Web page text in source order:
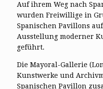
Auf ihrem Weg nach
wurden Freiwillige in
Spanischen Pavillons
Ausstellung moderner
geführt.
Die Mayoral-Gallerie
Kunstwerke und
Spanischen Pavillon